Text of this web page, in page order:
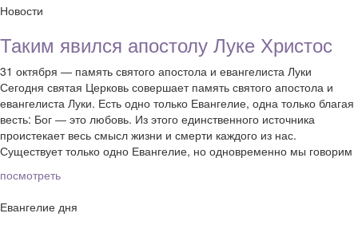
Новости
Таким явился апостолу Луке Христос
31 октября — память святого апостола и евангелиста Луки
Сегодня святая Церковь совершает память святого апостола и
евангелиста Луки. Есть одно только Евангелие, одна только благая
весть: Бог ― это любовь. Из этого единственного источника
проистекает весь смысл жизни и смерти каждого из нас.
Существует только одно Евангелие, но одновременно мы говорим
посмотреть
Евангелие дня